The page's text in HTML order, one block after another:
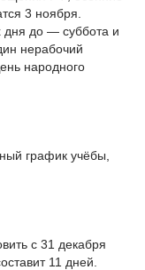
3 ноября.
дня до — суббота и
нерабочий
народного
график учёбы,
с 31 декабря
11 дней.